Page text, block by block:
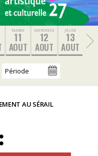
MARDI
11
AOUT
MERCREDI
12
AOUT
JEUDI
13
AOUT
AU SÉRAIL